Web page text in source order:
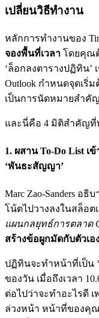
เปลี่ยนวิธีทำงาน
หลักการทำงานของ
จองพื้นที่เวลา โดยคุณต้
‘ล็อกลงตารางปฏิทิน’
Outlook กำหนดจุดเริ่
เป็นการนัดหมายสำคั
และนี่คือ 4 มิติสำคัญที่
1. ผสาน To-Do List เ
‘พันธะสัญญา’
Marc Zao-Sanders อ
โน้ตไปวางลงในสล็อต
แผนกลยุทธ์การตลาด
สร้างข้อผูกมัดกับตัวเอ
ปฏิทินจะทำหน้าที่เป็น
ของวัน เมื่อถึงเวลา
ต่อไปว่าจะทำอะไรดี
ล่วงหน้า หน้าที่ของคุณ